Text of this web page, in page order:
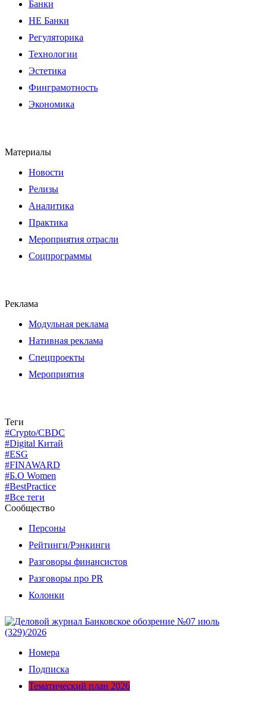
Банки
НЕ Банки
Регуляторика
Технологии
Эстетика
Финграмотность
Экономика
Материалы
Новости
Релизы
Аналитика
Практика
Мероприятия отрасли
Соцпрограммы
Реклама
Модульная реклама
Нативная реклама
Спецпроекты
Мероприятия
Теги
#Crypto/CBDC
#Digital Китай
#ESG
#FINAWARD
#Б.О Women
#BestPractice
#Все теги
Сообщество
Персоны
Рейтинги/Рэнкинги
Разговоры финансистов
Разговоры про PR
Колонки
Номера
Подписка
Тематический план 2026